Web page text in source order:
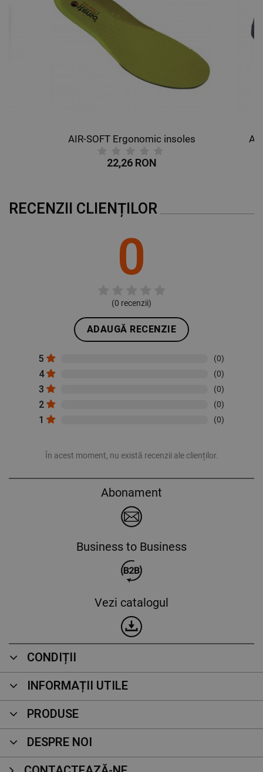
AIR-SOFT Ergonomic insoles
22,26 RON
RECENZII CLIENȚILOR
0
(0 recenzii)
ADAUGĂ RECENZIE
5 (0)
4 (0)
3 (0)
2 (0)
1 (0)
În acest moment, nu există recenzii ale clienților.
Abonament
Business to Business
Vezi catalogul
CONDIȚII
INFORMAȚII UTILE
PRODUSE
DESPRE NOI